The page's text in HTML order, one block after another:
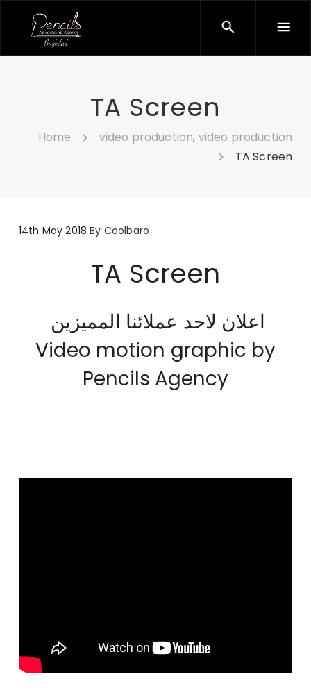
TA Screen
Home video production, video production
TA Screen
14th May 2018 By Coolbaro
TA Screen
اعلان لاحد عملائنا المميزين
Video motion graphic by
Pencils Agency